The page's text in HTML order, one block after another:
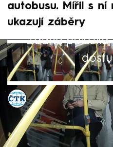
autobusu. Mířil s ní
ukazují záběry
Žádná položka
ČTK
18. říj 2025, 15:13
Pražská policie
který minulý týden ve